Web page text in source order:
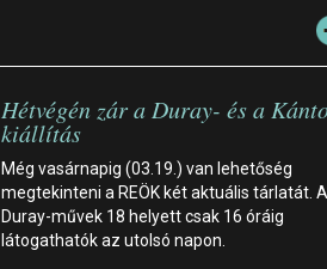
Hétvégén zár a Duray- és a
kiállítás
Még vasárnapig (03.19.) van lehetőség
megtekinteni a REÖK két aktuális tárlatát. A
Duray-művek 18 helyett csak 16 óráig
látogathatók az utolsó napon.